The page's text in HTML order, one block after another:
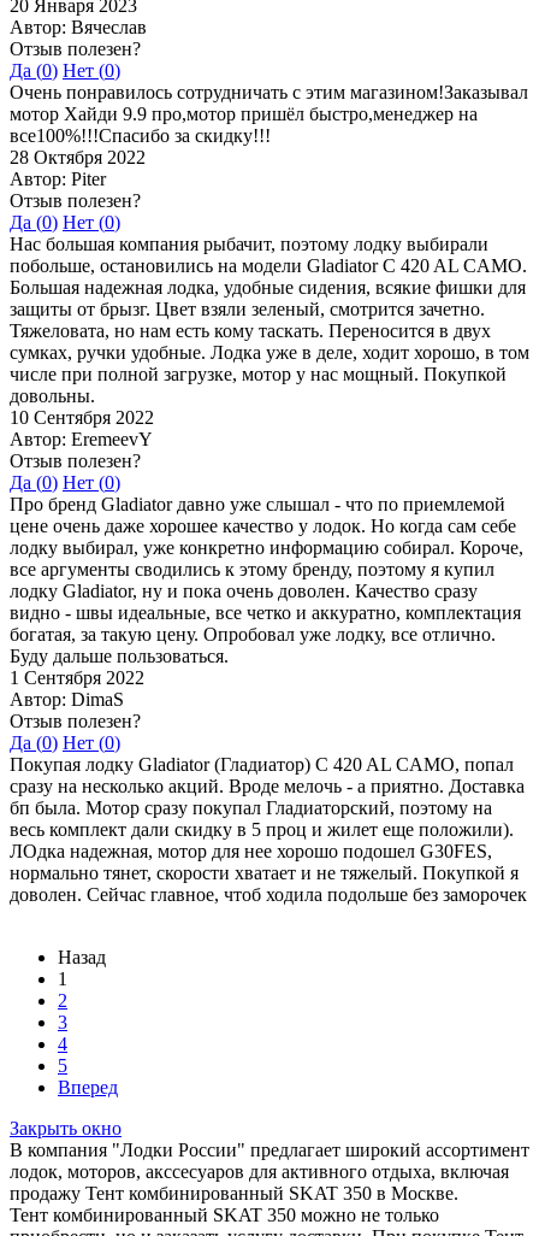
20 Января 2023
Автор: Вячеслав
Отзыв полезен?
Да (0) Нет (0)
Очень понравилось сотрудничать с этим магазином!Заказывал
мотор Хайди 9.9 про,мотор пришёл быстро,менеджер на
все100%!!!Спасибо за скидку!!!
28 Октября 2022
Автор: Piter
Отзыв полезен?
Да (0) Нет (0)
Нас большая компания рыбачит, поэтому лодку выбирали
побольше, остановились на модели Gladiator C 420 AL CAMO.
Большая надежная лодка, удобные сидения, всякие фишки для
защиты от брызг. Цвет взяли зеленый, смотрится зачетно.
Тяжеловата, но нам есть кому таскать. Переносится в двух
сумках, ручки удобные. Лодка уже в деле, ходит хорошо, в том
числе при полной загрузке, мотор у нас мощный. Покупкой
довольны.
10 Сентября 2022
Автор: EremeevY
Отзыв полезен?
Да (0) Нет (0)
Про бренд Gladiator давно уже слышал - что по приемлемой
цене очень даже хорошее качество у лодок. Но когда сам себе
лодку выбирал, уже конкретно информацию собирал. Короче,
все аргументы сводились к этому бренду, поэтому я купил
лодку Gladiator, ну и пока очень доволен. Качество сразу
видно - швы идеальные, все четко и аккуратно, комплектация
богатая, за такую цену. Опробовал уже лодку, все отлично.
Буду дальше пользоваться.
1 Сентября 2022
Автор: DimaS
Отзыв полезен?
Да (0) Нет (0)
Покупая лодку Gladiator (Гладиатор) C 420 AL CAMO, попал
сразу на несколько акций. Вроде мелочь - а приятно. Доставка
бп была. Мотор сразу покупал Гладиаторский, поэтому на
весь комплект дали скидку в 5 проц и жилет еще положили).
ЛОдка надежная, мотор для нее хорошо подошел G30FES,
нормально тянет, скорости хватает и не тяжелый. Покупкой я
доволен. Сейчас главное, чтоб ходила подольше без заморочек
Назад
1
2
3
4
5
Вперед
Закрыть окно
В компания "Лодки России" предлагает широкий ассортимент
лодок, моторов, акссесуаров для активного отдыха, включая
продажу Тент комбинированный SKAT 350 в Москве.
Тент комбинированный SKAT 350 можно не только